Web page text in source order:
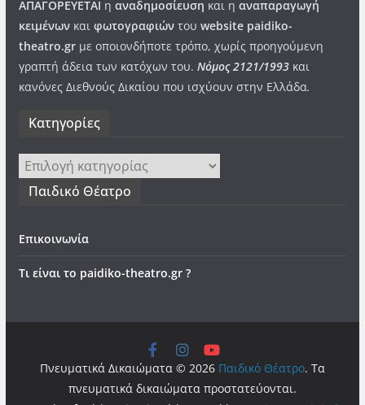
ΑΠΑΓΟΡΕΥΕΤΑΙ η αναδημοσίευση και η αναπαραγωγή
κειμένωνκαι φωτογραφιώντου website paidiko-
theatro.grμε οποιονδήποτε τρόπο, χωρίς προηγούμενη
γραπτή άδεια των κατόχων του. Νόμος 2121/1993και
κανόνες Διεθνούς Δικαίου που ισχύουν στην Ελλάδα.
Kατηγορίες
Kατηγορίες
Παιδικό Θέατρο
Επικοινωνία
Τι είναι το paidiko-theatro.gr ?
Πνευματικά Δικαιώματα © 2026 Παιδικό Θέατρο. Τα
πνευματικά δικαιώματα προστατεύονται.